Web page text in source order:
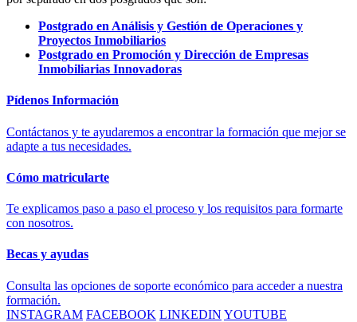
Postgrado en Análisis y Gestión de Operaciones y
Proyectos Inmobiliarios
Postgrado en Promoción y Dirección de Empresas
Inmobiliarias Innovadoras
Pídenos Información
Contáctanos y te ayudaremos a encontrar la formación que mejor se
adapte a tus necesidades.
Cómo matricularte
Te explicamos paso a paso el proceso y los requisitos para formarte
con nosotros.
Becas y ayudas
Consulta las opciones de soporte económico para acceder a nuestra
formación.
INSTAGRAM FACEBOOK LINKEDIN YOUTUBE